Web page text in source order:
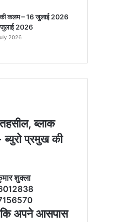
कलम – 16 जुलाई 2026
2026
2026
ब्‍लाक
ब्‍युरो प्रमुख की
शुक्‍ला
कि अपने आसपास